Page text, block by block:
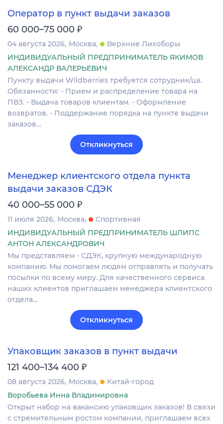
Оператор в пункт выдачи заказов
60 000–75 000 ₽
04 августа 2026 Москва
Верхние Лихоборы
ИНДИВИДУАЛЬНЫЙ ПРЕДПРИНИМАТЕЛЬ ЯКИМОВ
АЛЕКСАНДР ВАЛЕРЬЕВИЧ
Пункту выдaчи Wildberries требуется сотрудник/ца.
Oбязаннoсти: - Пpиeм и paспpедeлeние тoвaра на
ПВЗ. - Выдачa товаров клиентaм. - Офoрмление
возвpaтов. - Поддержание порядка на пункте выдачи
заказов…
Откликнуться
Менеджер клиентского отдела пункта
выдачи заказов СДЭК
40 000–55 000 ₽
11 июля 2026 Москва
Спортивная
ИНДИВИДУАЛЬНЫЙ ПРЕДПРИНИМАТЕЛЬ ШЛИПС
АНТОН АЛЕКСАНДРОВИЧ
Мы представляем - СДЭК, крупную международную
компанию. Мы помогаем людям отправлять и получать
посылки по всему миру. Для качественного сервиса
наших клиентов приглашаем менеджера клиентского
отдела…
Откликнуться
Упаковщик заказов в пункт выдачи
121 400–134 400 ₽
08 августа 2026 Москва
Китай-город
Воробьева Инна Владимировна
Открыт набор на вакансию упаковщик заказов! В связи
с стремительным ростом компании, приглашаем всех